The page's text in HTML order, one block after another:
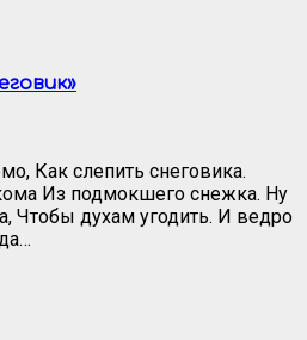
Как слепить снеговика.
Из подмокшего снежка. Ну
Чтобы духам угодить. И ведро